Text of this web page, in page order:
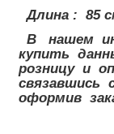
Длина : 85
В нашем
купить
розницу и
связавшись
оформив